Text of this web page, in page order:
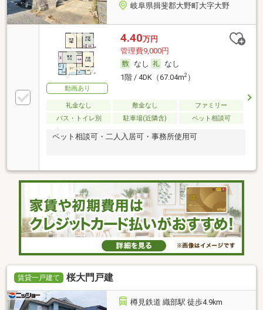
岐阜県揖斐郡大野町大字大野
動画あり
4.40万円
管理費9,000円
なし
なし
1階 / 4DK（67.04m2）
礼金なし 敷金なし
ファミリー
バス・トイレ別
駐車場(近隣含) ペット相談可
ペット相談可・二人入居可・事務所使用可
賃貸一戸建て 桜大門戸建
樽見鉄道 織部駅 徒歩4.9km